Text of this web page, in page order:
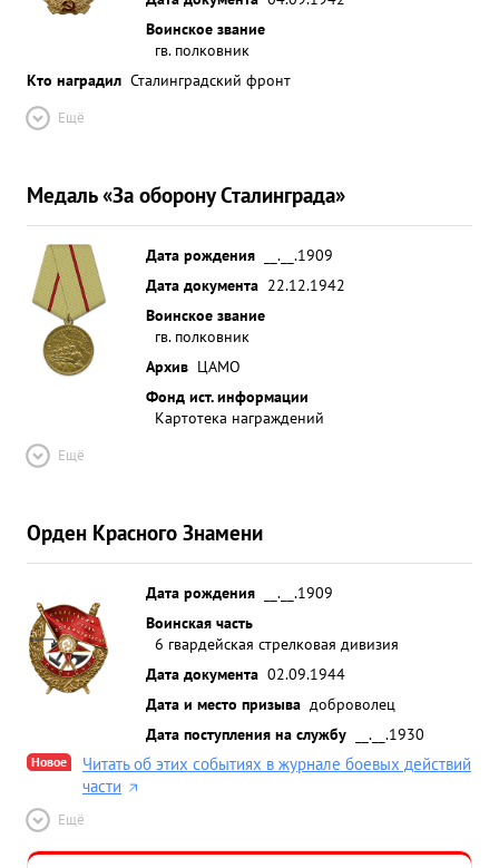
Воинское звание
гв. полковник
Кто наградил Сталинградский фронт
Ещё
Медаль «За оборону Сталинграда»
Дата рождения
__.__.1909
Дата документа 22.12.1942
Воинское звание
гв. полковник
Архив ЦАМО
Фонд ист. информации
Картотека награждений
Ещё
Орден Красного Знамени
Дата рождения
__.__.1909
Воинская часть
6 гвардейская стрелковая дивизия
Дата документа 02.09.1944
Дата и место призыва доброволец
Дата поступления на службу
__.__.1930
Новое
Читать об этих событиях в журнале боевых действий
части
Ещё